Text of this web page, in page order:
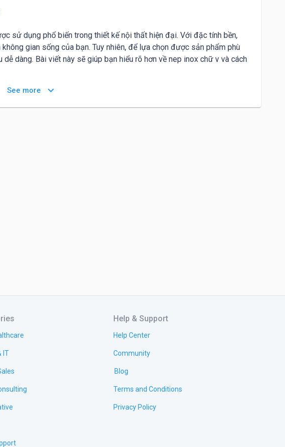
sử dụng phổ biến trong thiết kế nội thất hiện đại. Với đặc tính bền,
gian sống của bạn. Tuy nhiên, để lựa chọn được sản phẩm phù
dàng. Bài viết này sẽ giúp bạn hiểu rõ hơn về nep inox chữ v và cách
yêu cầu, sau đó cắt bằng máy CNC hoặc laser để các mảnh ghép lại
và có tuổi thọ cao.
đẹp sang trọng và tinh tế cho không gian.
kiệm thời gian trong việc vệ sinh.
cửa ra vào để tạo nên điểm nhấn cho toàn bộ không gian.
v có thể được sử dụng để làm khung của cửa kính hoặc ngăn
See more keyboard_arrow_down
IT
Help & Support
Help Center
Community
Blog
Terms and Conditions
Privacy Policy